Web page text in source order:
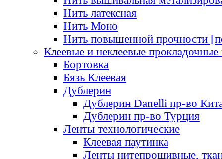
Нить латексная
Нить Моно
Нить повышенной прочности
Клеевые и неклеевые прокладочные
Бортовка
Бязь Клеевая
Дублерин
Дублерин Danelli пр-во
Дублерин пр-во Турция
Ленты технологические
Клеевая паутинка
Ленты нитепрошивные,